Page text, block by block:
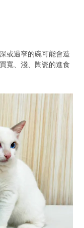
或過窄的碗可能會造
寬、淺、陶瓷的進食